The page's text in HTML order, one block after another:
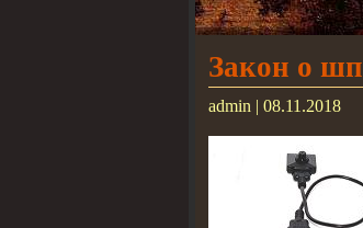
Зaкон о
admin | 08.11.2018